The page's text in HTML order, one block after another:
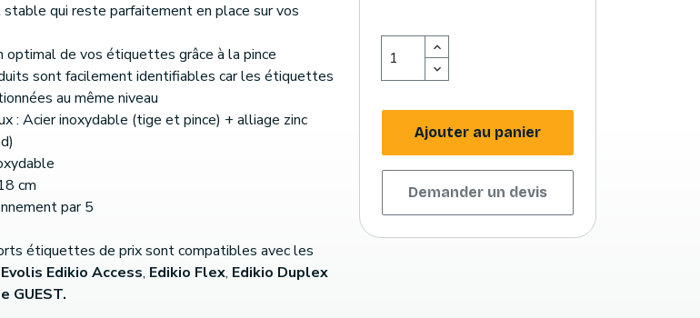
stable qui reste parfaitement en place sur vos
optimal de vos étiquettes grâce à la pince
sont facilement identifiables car les étiquettes
au même niveau
: Acier inoxydable (tige et pince) + alliage zinc
cm
par 5
étiquettes de prix sont compatibles avec les
Evolis Edikio Access, Edikio Flex, Edikio Duplex
GUEST.
Ajouter au panier
Demander un devis